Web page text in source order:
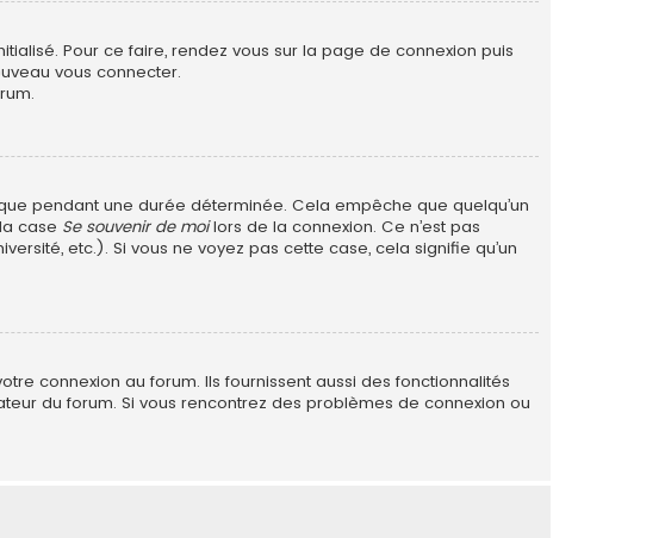
Pour ce faire, rendez vous sur la page de connexion puis
vous connecter.
pendant une durée déterminée. Cela empêche que quelqu’un
case Se souvenir de moilors de la connexion. Ce n’est pas
etc.). Si vous ne voyez pas cette case, cela signifie qu’un
connexion au forum. Ils fournissent aussi des fonctionnalités
du forum. Si vous rencontrez des problèmes de connexion ou